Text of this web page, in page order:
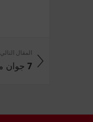
المقال التالي
7 جوان موعد انتخاب تونس ...